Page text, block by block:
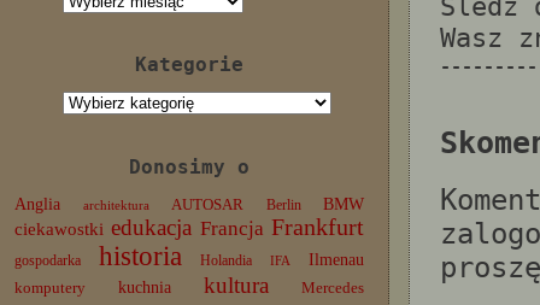
Kategorie
Kategorie
Donosimy o
Anglia architektura AUTOSAR Berlin BMW
ciekawostki edukacja Francja Frankfurt
gospodarka historia Holandia IFA
Ilmenau
komputery
kuchnia kultura Mercedes
Wasz